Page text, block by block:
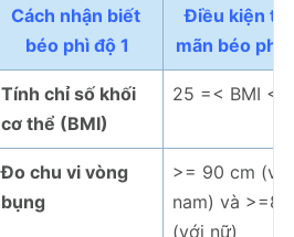
Cách nhận biết
béo phì độ 1
Điều kiện
mãn béo phì
Tính chỉ số khối
cơ thể (BMI)
25 =< BMI <
Đo chu vi vòng
bụng
>= 90 cm (với
nam) và
(với nữ)